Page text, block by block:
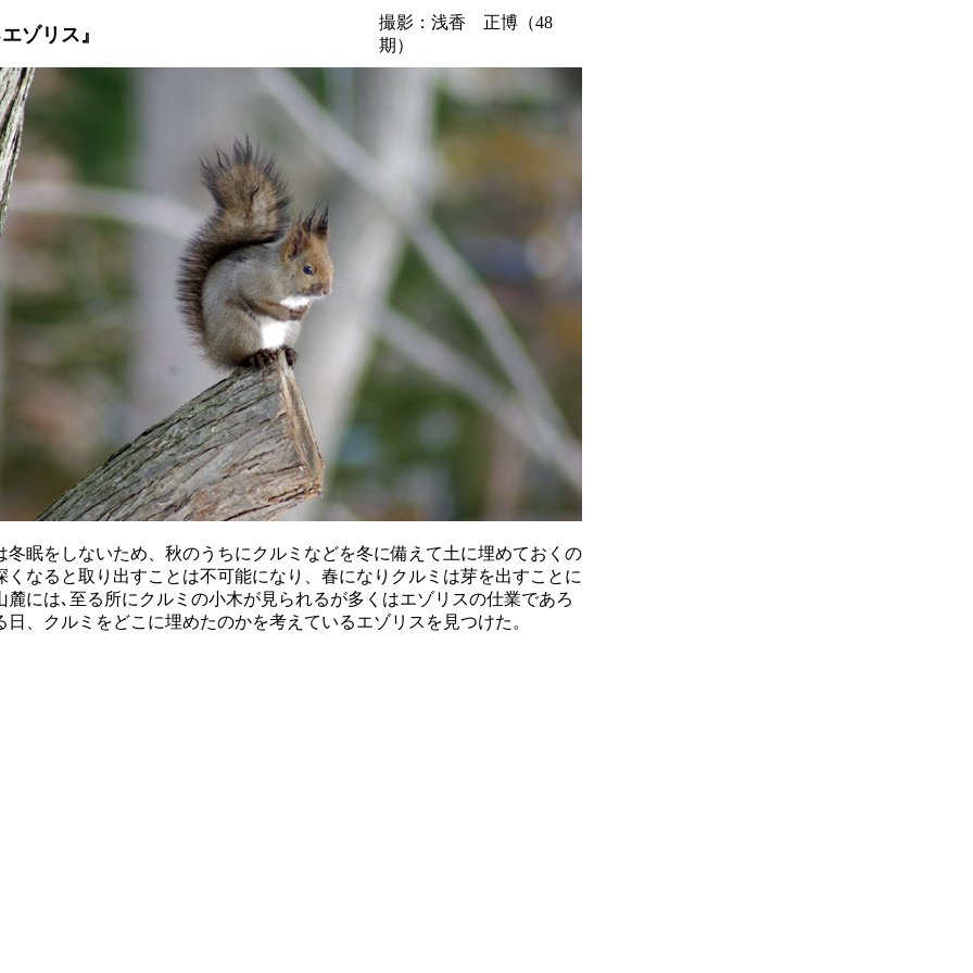
ゾリス』
撮影：浅香 正博（48
期）
眠をしないため、秋のうちにクルミなどを冬に備えて土に埋めておくの
くなると取り出すことは不可能になり、春になりクルミは芽を出すことに
麓には､至る所にクルミの小木が見られるが多くはエゾリスの仕業であろ
日、クルミをどこに埋めたのかを考えているエゾリスを見つけた。